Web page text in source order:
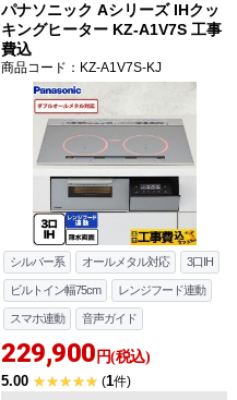
パナソニック Aシリーズ IHクッ
キングヒーター KZ-A1V7S 工事
費込
商品コード ：KZ-A1V7S-KJ
シルバー系 オールメタル対応 3口IH
ビルトイン幅75cm レンジフード連動
スマホ連動 音声ガイド
229,900 円(税込)
5.00 (1件)
カートへ進む